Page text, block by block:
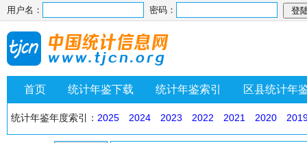
用户名： 密码：
首页 统计年鉴下载 统计年鉴索引 区县统计年
统计年鉴年度索引： 2025 2024 2023 2022 2021 2020